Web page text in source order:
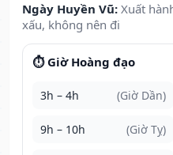
Ngày Huyền Vũ: Xuất
xấu, không nên đi
⏱️ Giờ Hoàng đạo
3h – 4h (Giờ Dần)
9h – 10h (Giờ Tỵ)